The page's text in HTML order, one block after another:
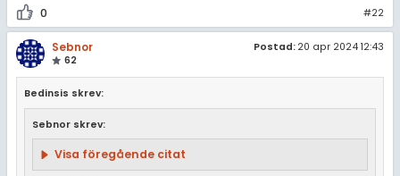
0 #22
Sebnor
62
Postad: 20 apr 2024 12:43
Bedinsis skrev:
Sebnor skrev:
Visa föregående citat